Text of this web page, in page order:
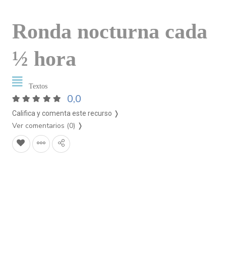
Ronda nocturna cada
½ hora
Textos
0,0
Califica y comenta este recurso ❭
Ver comentarios (0) ❭